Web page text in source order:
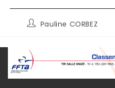
Auteur/autrice
publication :
Pauline CORBEZ